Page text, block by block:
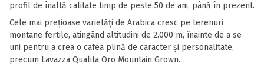
profil de înaltă calitate timp de peste 50 de ani, până în prezent.
Cele mai prețioase varietăți de Arabica cresc pe terenuri
montane fertile, atingând altitudini de 2.000 m, înainte de a se
uni pentru a crea o cafea plină de caracter și personalitate,
precum Lavazza Qualita Oro Mountain Grown.